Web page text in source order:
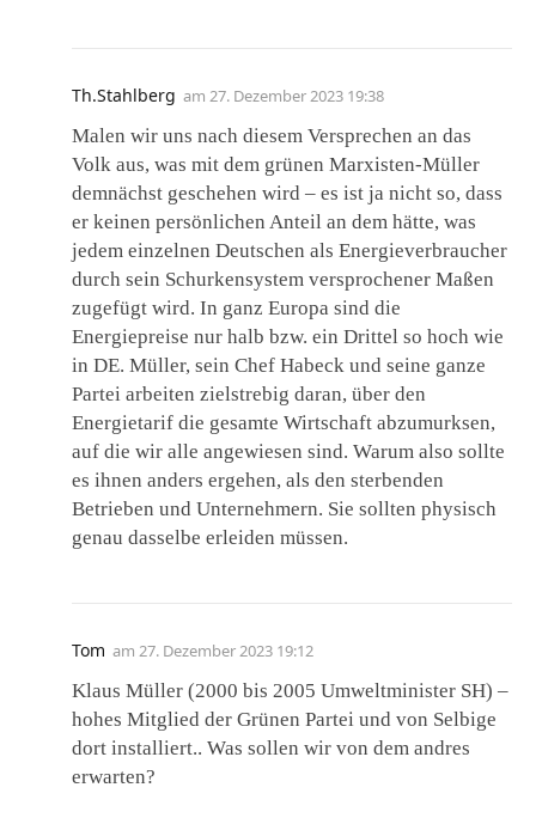
Th.Stahlberg am 27. Dezember 2023 19:38
Malen wir uns nach diesem Versprechen an das
Volk aus, was mit dem grünen Marxisten-Müller
demnächst geschehen wird – es ist ja nicht so, dass
er keinen persönlichen Anteil an dem hätte, was
jedem einzelnen Deutschen als Energieverbraucher
durch sein Schurkensystem versprochener Maßen
zugefügt wird. In ganz Europa sind die
Energiepreise nur halb bzw. ein Drittel so hoch wie
in DE. Müller, sein Chef Habeck und seine ganze
Partei arbeiten zielstrebig daran, über den
Energietarif die gesamte Wirtschaft abzumurksen,
auf die wir alle angewiesen sind. Warum also sollte
es ihnen anders ergehen, als den sterbenden
Betrieben und Unternehmern. Sie sollten physisch
genau dasselbe erleiden müssen.
Tom am 27. Dezember 2023 19:12
Klaus Müller (2000 bis 2005 Umweltminister SH) –
hohes Mitglied der Grünen Partei und von Selbige
dort installiert.. Was sollen wir von dem andres
erwarten?